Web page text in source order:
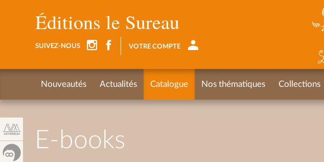
E-books
Éditions le Sureau
SUIVEZ-NOUS VOTRE COMPTE
Nouveautés Actualités Catalogue Nos thématiques Collections